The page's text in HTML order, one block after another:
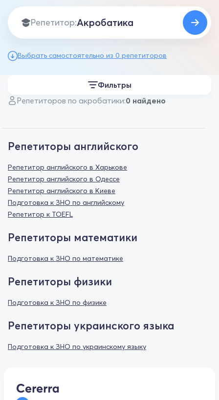
Репетитор:
Выбрать самостоятельно из 0 репетиторов
Репетиторов по акробатики:0 найдено
Фильтры
Репетиторы английского
Репетитор английского в Харькове
Репетитор английского в Одессе
Репетитор английского в Киеве
Подготовка к ЗНО по английскому
Репетитор к TOEFL
Репетиторы математики
Подготовка к ЗНО по математике
Репетиторы физики
Подготовка к ЗНО по физике
Репетиторы украинского языка
Подготовка к ЗНО по украинскому языку